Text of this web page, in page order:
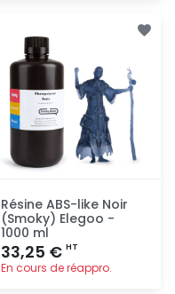
Résine ABS-like Noir
(Smoky) Elegoo -
1000 ml
33,25 € HT
En cours de réappro.